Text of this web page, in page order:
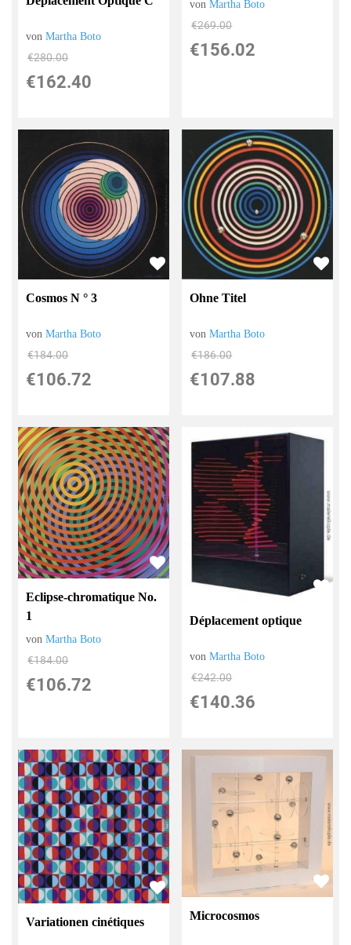
vonMartha Boto
€280.00
€162.40
vonMartha Boto
€269.00
€156.02
Cosmos N ° 3
vonMartha Boto
€184.00
€106.72
Ohne Titel
vonMartha Boto
€186.00
€107.88
Eclipse-chromatique No.
1
vonMartha Boto
€184.00
€106.72
Déplacement optique
vonMartha Boto
€242.00
€140.36
Variationen cinétiques Microcosmos